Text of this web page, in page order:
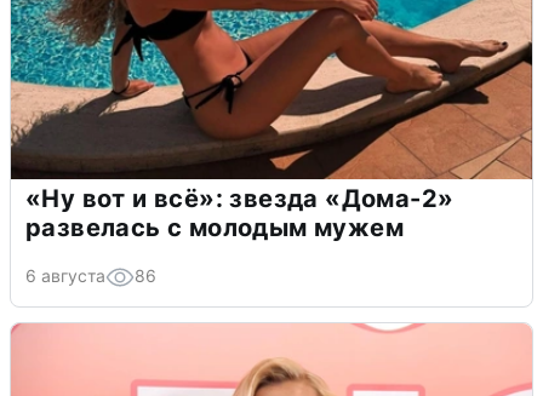
«Ну вот и всё»: звезда «Дома-2»
развелась с молодым мужем
6 августа 86